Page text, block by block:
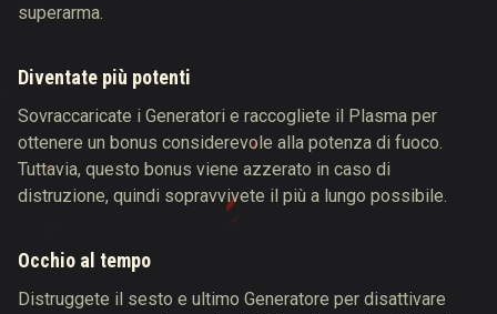
superarma.
Diventate più potenti
Sovraccaricate i Generatori e raccogliete il Plasma per
ottenere un bonus considerevole alla potenza di fuoco.
Tuttavia, questo bonus viene azzerato in caso di
distruzione, quindi sopravvivete il più a lungo possibile.
Occhio al tempo
Distruggete il sesto e ultimo Generatore per disattivare